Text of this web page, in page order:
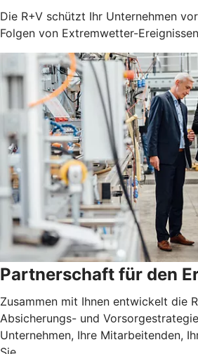
Die R+V schützt Ihr Unternehmen
Folgen von Extremwetter-
Partnerschaft für den
Zusammen mit Ihnen entwickelt die
Absicherungs- und
Unternehmen, Ihre Mitarbeitenden,